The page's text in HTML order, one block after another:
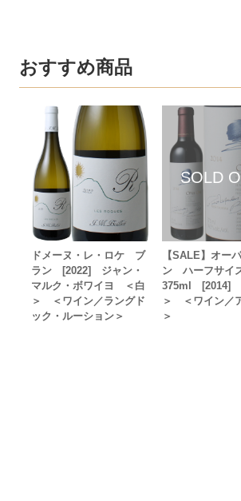
おすすめ商品
ドメーヌ・レ・ロケ ブ
ラン [2022] ジャン・
マルク・ボワイヨ ＜白
＞ ＜ワイン／ラングド
ック・ルーション＞
【SALE】オー
ン ハーフサイ
375ml [2014]
＞ ＜ワイン／
＞